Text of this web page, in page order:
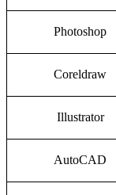
Photoshop
Coreldraw
Illustrator
AutoCAD